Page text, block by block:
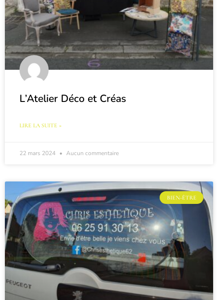
L’Atelier Déco et Créas
LIRE LA SUITE »
22 mars 2024 Aucun commentaire
BIEN-ÊTRE